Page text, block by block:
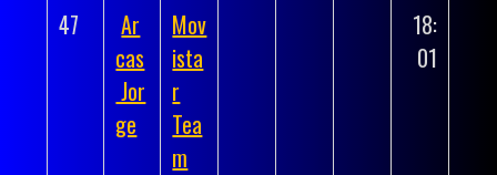
47
Ar
cas
Jor
ge
Mov
ista
r
Tea
m
18:
01